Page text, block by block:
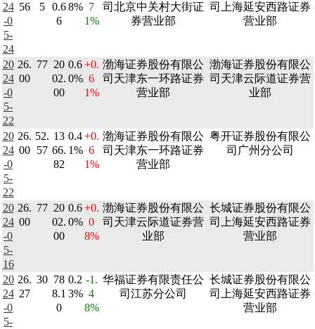
24
-0
5-
24
56
5 0.6
6
8% 7
1%
司北京中关村大街证
券营业部
司上海延安西路证券
营业部
20
24
-0
5-
22
26.
00
77 20
02.
00
0.6
0%
+0.
6
1%
渤海证券股份有限公
司天津东一环路证券
营业部
渤海证券股份有限公
司天津云际道证券营
业部
20
24
-0
5-
22
26.
00
52.
57
13
66.
82
0.4
1%
+0.
6
1%
渤海证券股份有限公
司天津东一环路证券
营业部
粤开证券股份有限公
司广州分公司
20
24
-0
5-
16
26.
00
77 20
02.
00
0.6
0%
+0.
0
8%
渤海证券股份有限公
司天津云际道证券营
业部
长城证券股份有限公
司上海延安西路证券
营业部
20
24
-0
5-
26.
27
30 78
8.1
0
0.2
3%
-1.
4
8%
华福证券有限责任公
司江苏分公司
长城证券股份有限公
司上海延安西路证券
营业部